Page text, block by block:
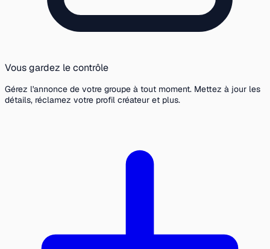
Vous gardez le contrôle
Gérez l'annonce de votre groupe à tout moment. Mettez à jour les
détails, réclamez votre profil créateur et plus.